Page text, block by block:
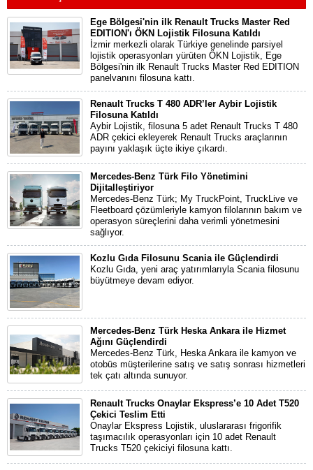
Ege Bölgesi'nin ilk Renault Trucks Master Red
EDITION'ı ÖKN Lojistik Filosuna Katıldı
İzmir merkezli olarak Türkiye genelinde parsiyel
lojistik operasyonları yürüten ÖKN Lojistik, Ege
Bölgesi'nin ilk Renault Trucks Master Red EDITION
panelvanını filosuna kattı.
Renault Trucks T 480 ADR’ler Aybir Lojistik
Filosuna Katıldı
Aybir Lojistik, filosuna 5 adet Renault Trucks T 480
ADR çekici ekleyerek Renault Trucks araçlarının
payını yaklaşık üçte ikiye çıkardı.
Mercedes-Benz Türk Filo Yönetimini
Dijitalleştiriyor
Mercedes-Benz Türk; My TruckPoint, TruckLive ve
Fleetboard çözümleriyle kamyon filolarının bakım ve
operasyon süreçlerini daha verimli yönetmesini
sağlıyor.
Kozlu Gıda Filosunu Scania ile Güçlendirdi
Kozlu Gıda, yeni araç yatırımlarıyla Scania filosunu
büyütmeye devam ediyor.
Mercedes-Benz Türk Heska Ankara ile Hizmet
Ağını Güçlendirdi
Mercedes-Benz Türk, Heska Ankara ile kamyon ve
otobüs müşterilerine satış ve satış sonrası hizmetleri
tek çatı altında sunuyor.
Renault Trucks Onaylar Ekspress’e 10 Adet T520
Çekici Teslim Etti
Onaylar Ekspress Lojistik, uluslararası frigorifik
taşımacılık operasyonları için 10 adet Renault
Trucks T520 çekiciyi filosuna kattı.